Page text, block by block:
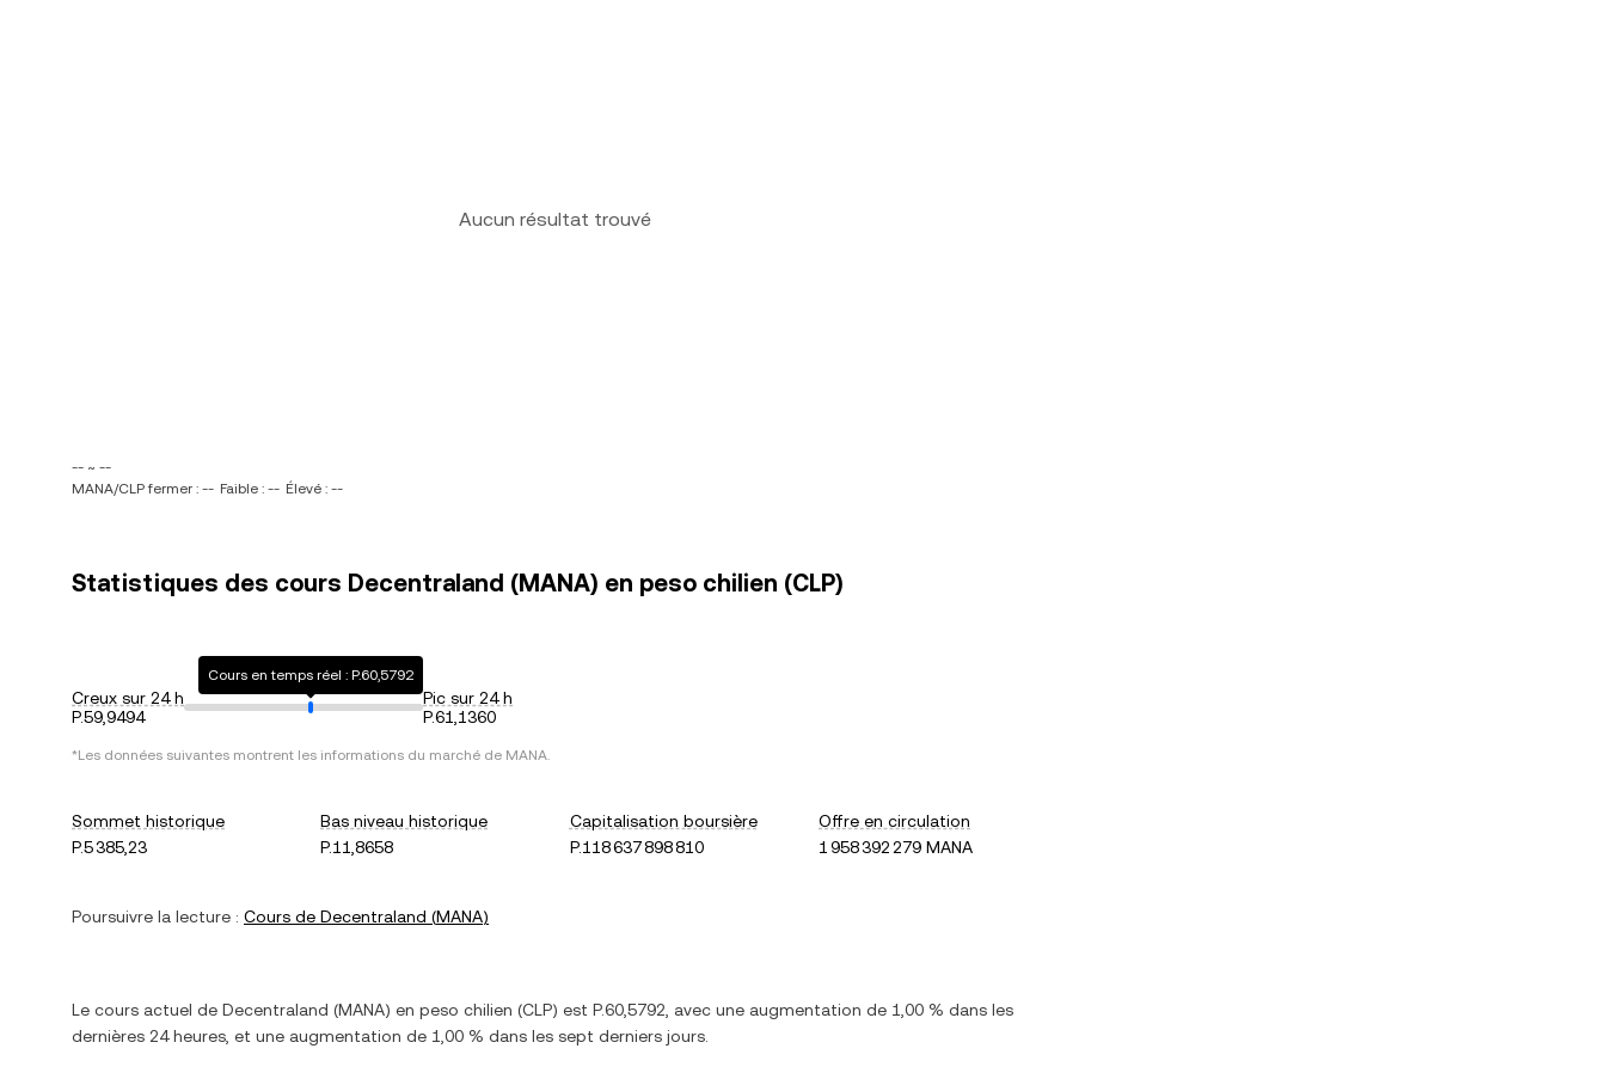
Aucun résultat trouvé
-- ~ --
MANA/CLP fermer : -- Faible : -- Élevé : --
Statistiques des cours Decentraland (MANA) en peso chilien (CLP)
Creux sur 24 h
P.59,9494
Cours en temps réel : P.60,5792
Pic sur 24 h
P.61,1360
*Les données suivantes montrent les informations du marché de MANA.
Sommet historique
P.5 385,23
Bas niveau historique
P.11,8658
Capitalisation boursière
P.118 637 898 810
Offre en circulation
1 958 392 279 MANA
Poursuivre la lecture : Cours de Decentraland (MANA)
Le cours actuel de Decentraland (MANA) en peso chilien (CLP) est P.60,5792 , avec une augmentation de 1,00 % dans les
dernières 24 heures, et une augmentation de 1,00 % dans les sept derniers jours.